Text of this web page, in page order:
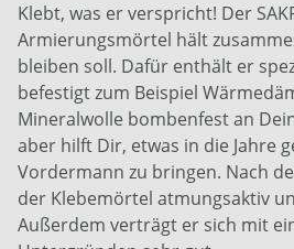
Klebt, was er verspricht! Der
Armierungsmörtel hält
bleiben soll. Dafür enthält er
befestigt zum Beispiel
Mineralwolle bombenfest an
aber hilft Dir, etwas in die Jahre
Vordermann zu bringen. Nach
der Klebemörtel atmungsaktiv
Außerdem verträgt er sich mit